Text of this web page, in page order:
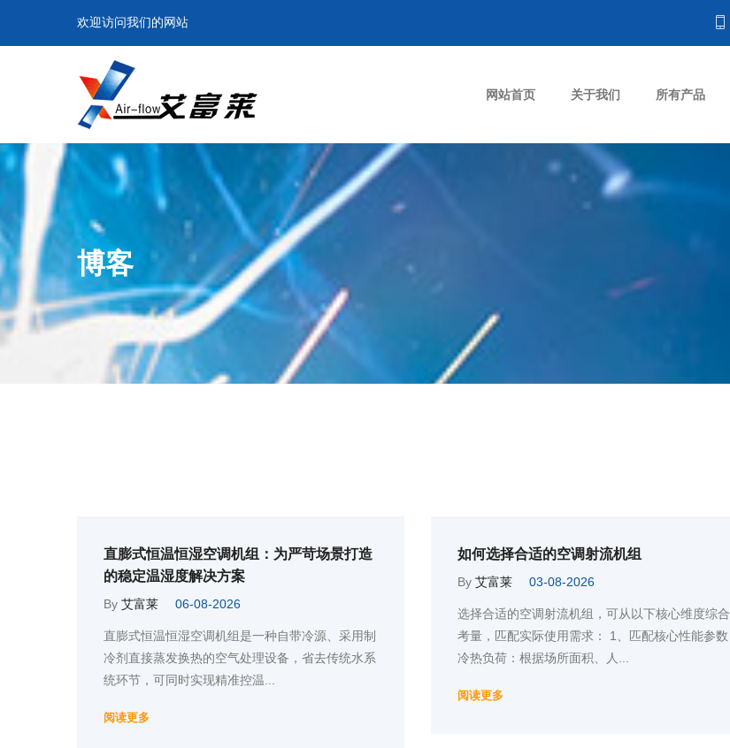
欢迎访问我们的网站
网站首页 关于我们 所有产品
博客
直膨式恒温恒湿空调机组：为严苛场景打造
的稳定温湿度解决方案
By 艾富莱 06-08-2026
直膨式恒温恒湿空调机组是一种‌自带冷源、采用制
冷剂直接蒸发换热‌的空气处理设备，省去传统水系
统环节，可同时实现精准控温...
阅读更多
如何选择合适的空调射流机组
By 艾富莱 03-08-2026
选择合适的空调射流机组，可从以下核心维度综合
考量，匹配实际使用需求： 1、匹配核心性能参数
冷热负荷‌：根据场所面积、人...
阅读更多